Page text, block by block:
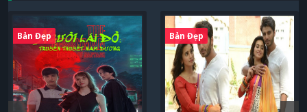
Bản Đẹp Bản Đẹp